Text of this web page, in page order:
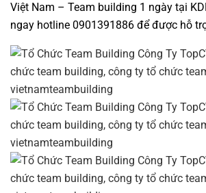
Việt Nam – Team building 1 ngày tại
ngay hotline 0901391886 để được hỗ